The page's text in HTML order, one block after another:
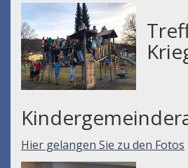
Hier gelangen Sie zu den Fotos